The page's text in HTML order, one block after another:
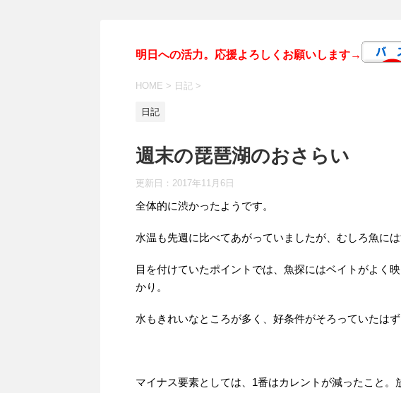
明日への活力。応援よろしくお願いします→
HOME > 日記 >
日記
週末の琵琶湖のおさらい
更新日： 2017年11月6日
全体的に渋かったようです。
水温も先週に比べてあがっていましたが、むしろ魚に
目を付けていたポイントでは、魚探にはベイトがよく
かり。
水もきれいなところが多く、好条件がそろっていたはず
マイナス要素としては、1番はカレントが減ったこと